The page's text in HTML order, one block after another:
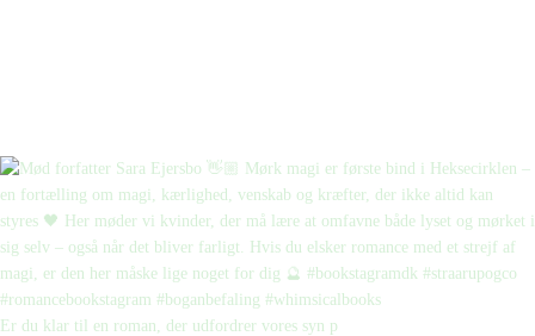
Er du klar til en roman, der udfordrer vores syn p